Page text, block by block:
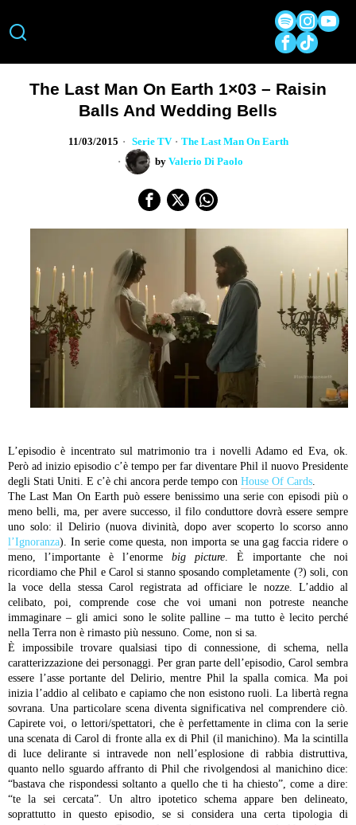
The Last Man On Earth 1×03 – Raisin
Balls And Wedding Bells
11/03/2015 Serie TV · The Last Man On Earth
by Valerio Di Paolo
L’episodio è incentrato sul matrimonio tra i novelli Adamo ed Eva, ok.
Però ad inizio episodio c’è tempo per far diventare Phil il nuovo Presidente
degli Stati Uniti. E c’è chi ancora perde tempo con House Of Cards.
The Last Man On Earth può essere benissimo una serie con episodi più o
meno belli, ma, per avere successo, il filo conduttore dovrà essere sempre
uno solo: il Delirio (nuova divinità, dopo aver scoperto lo scorso anno
l’Ignoranza). In serie come questa, non importa se una gag faccia ridere o
meno, l’importante è l’enorme big picture. È importante che noi
ricordiamo che Phil e Carol si stanno sposando completamente (?) soli, con
la voce della stessa Carol registrata ad officiare le nozze. L’addio al
celibato, poi, comprende cose che voi umani non potreste neanche
immaginare – gli amici sono le solite palline – ma tutto è lecito perché
nella Terra non è rimasto più nessuno. Come, non si sa.
È impossibile trovare qualsiasi tipo di connessione, di schema, nella
caratterizzazione dei personaggi. Per gran parte dell’episodio, Carol sembra
essere l’asse portante del Delirio, mentre Phil la spalla comica. Ma poi
inizia l’addio al celibato e capiamo che non esistono ruoli. La libertà regna
sovrana. Una particolare scena diventa significativa nel comprendere ciò.
Capirete voi, o lettori/spettatori, che è perfettamente in clima con la serie
una scenata di Carol di fronte alla ex di Phil (il manichino). Ma la scintilla
di luce delirante si intravede non nell’esplosione di rabbia distruttiva,
quanto nello sguardo affranto di Phil che rivolgendosi al manichino dice:
“bastava che rispondessi soltanto a quello che ti ha chiesto”, come a dire:
“te la sei cercata”. Un altro ipotetico schema appare ben delineato,
soprattutto in questo episodio, se si considera una certa tipologia di